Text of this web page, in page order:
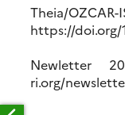
Theia/
https://doi.org/
Newletter
ri.org/